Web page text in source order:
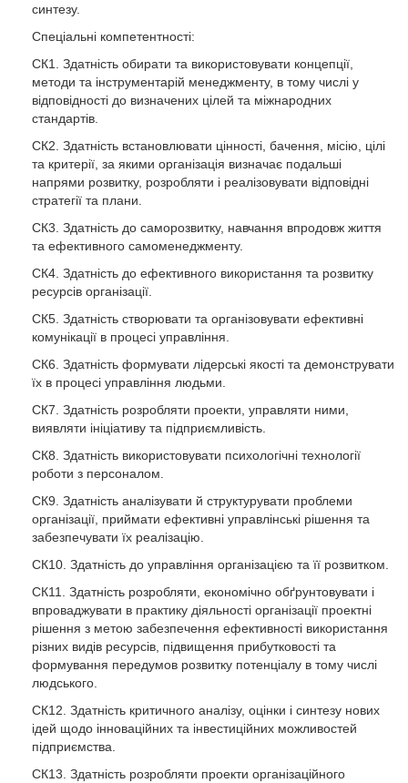
Здобувачі вищої освіти мають можливість додатково до
в обсязі 29 кредитів ЄКТС на кафедрі військової підготовки
офіцерів запасу Національного університету «Одеська
політехніка».
Здобувачі мають можливість отримати додаткові навички
щодо моделювання виробничих ситуацій з метою
оптимізації системи менеджменту; брати участь у наукових
конференціях з проблематики менеджменту та дотичних
напрямів, організатором яких є Національний університет
«Одеська політехніка», а також у майстер-класах, курсах,
консалт».
синтезу.
Спеціальні компетентності:
СК1. Здатність обирати та використовувати концепції,
методи та інструментарій менеджменту, в тому числі у
відповідності до визначених цілей та міжнародних
стандартів.
СК2. Здатність встановлювати цінності, бачення, місію, цілі
та критерії, за якими організація визначає подальші
напрями розвитку, розробляти і реалізовувати відповідні
стратегії та плани.
СК3. Здатність до саморозвитку, навчання впродовж життя
та ефективного самоменеджменту.
СК4. Здатність до ефективного використання та розвитку
ресурсів організації.
СК5. Здатність створювати та організовувати ефективні
комунікації в процесі управління.
СК6. Здатність формувати лідерські якості та демонструвати
їх в процесі управління людьми.
СК7. Здатність розробляти проекти, управляти ними,
виявляти ініціативу та підприємливість.
СК8. Здатність використовувати психологічні технології
роботи з персоналом.
СК9. Здатність аналізувати й структурувати проблеми
організації, приймати ефективні управлінські рішення та
забезпечувати їх реалізацію.
СК10. Здатність до управління організацією та її розвитком.
СК11. Здатність розробляти, економічно обґрунтовувати і
впроваджувати в практику діяльності організації проектні
рішення з метою забезпечення ефективності використання
різних видів ресурсів, підвищення прибутковості та
формування передумов розвитку потенціалу в тому числі
людського.
СК12. Здатність критичного аналізу, оцінки і синтезу нових
ідей щодо інноваційних та інвестиційних можливостей
підприємства.
СК13. Здатність розробляти проекти організаційного